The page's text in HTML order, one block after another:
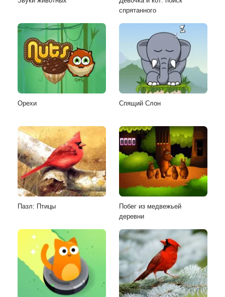
спрятанного
Орехи Спящий Слон
Пазл: Птицы
Побег из медвежьей
деревни